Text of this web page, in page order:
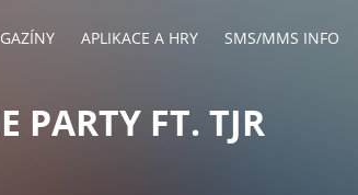
APLIKACE A HRY SMS/MMS INFO
PARTY FT. TJR